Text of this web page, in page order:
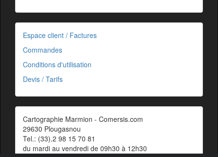
Espace client / Factures
Commandes
Conditions d'utilisation
Devis / Tarifs
Cartographie Marmion - Comersis.com
29630 Plougasnou
Tel.: (33).2 98 15 70 81
du mardi au vendredi de 09h30 à 12h30